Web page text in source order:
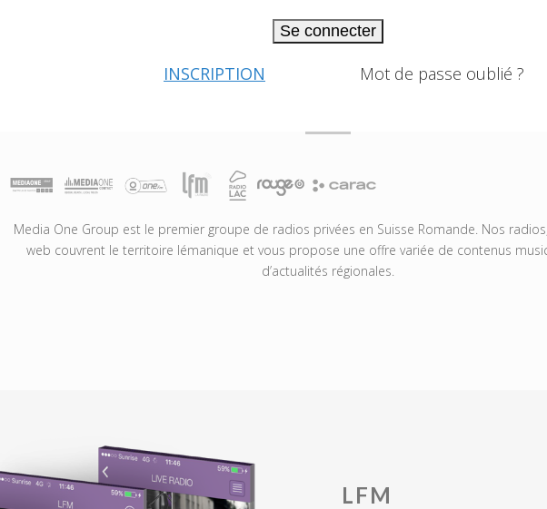
Se connecter
INSCRIPTION Mot de passe oublié ?
Media One Group est le premier groupe de radios privées en Suisse Romande. Nos
web couvrent le territoire lémanique et vous propose une offre variée de contenus
d’actualités régionales.
LFM